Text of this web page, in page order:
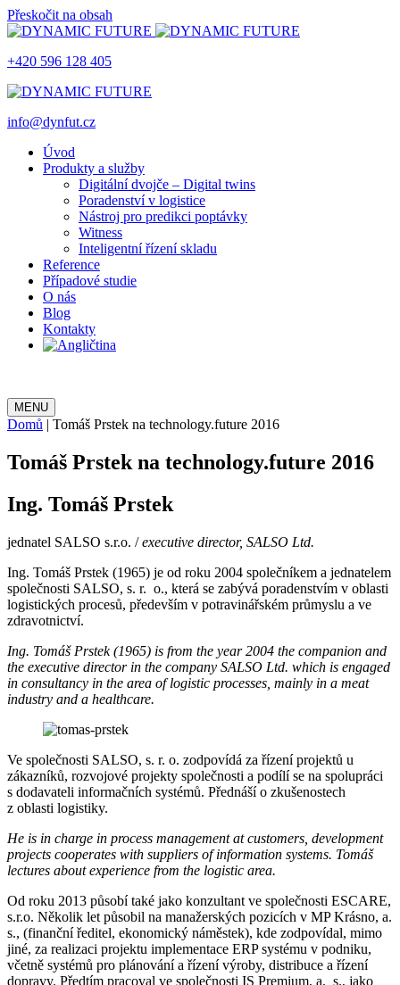
Přeskočit na obsah
+420 596 128 405
info@dynfut.cz
Úvod
Produkty a služby
Digitální dvojče – Digital twins
Poradenství v logistice
Nástroj pro predikci poptávky
Witness
Inteligentní řízení skladu
Reference
Případové studie
O nás
Blog
Kontakty
MENU
Domů | Tomáš Prstek na technology.future 2016
Tomáš Prstek na technology.future 2016
Ing. Tomáš Prstek
jednatel SALSO s.r.o. /executive director, SALSO Ltd.
Ing. Tomáš Prstek (1965) je od roku 2004 společníkem a jednatelem
společnosti SALSO, s. r. o., která se zabývá poradenstvím v oblasti
logistických procesů, především v potravinářském průmyslu a ve
zdravotnictví.
Ing. Tomáš Prstek (1965) is from the year 2004 the companion and
the executive director in the company SALSO Ltd. which is engaged
in consultancy in the area of logistic processes, mainly in a meat
industry and a healthcare.
Ve společnosti SALSO, s. r. o. zodpovídá za řízení projektů u
zákazníků, rozvojové projekty společnosti a podílí se na spolupráci
s dodavateli informačních systémů. Přednáší o zkušenostech
z oblasti logistiky.
He is in charge in process management at customers, development
projects cooperates with suppliers of information systems. Tomáš
lectures about experience from the logistic area.
Od roku 2013 působí také jako konzultant ve společnosti ESCARE,
s.r.o. Několik let působil na manažerských pozicích v MP Krásno, a.
s., (finanční ředitel, ekonomický náměstek), kde zodpovídal, mimo
jiné, za realizaci projektu implementace ERP systému v podniku,
včetně systémů pro plánování a řízení výroby, distribuce a řízení
dopravy. Předtím pracoval ve společnosti IS Premium, a. s., jako